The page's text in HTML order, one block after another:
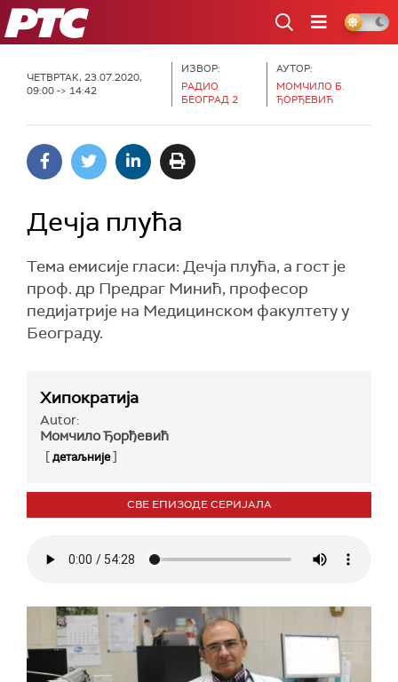
РТС
ЧЕТВРТАК, 23.07.2020,
09:00 -> 14:42
ИЗВОР:
РАДИО
БЕОГРАД 2
АУТОР:
МОМЧИЛО Б.
ЂОРЂЕВИЋ
Дечја плућа
Тема емисије гласи: Дечја плућа, а гост је
проф. др Предраг Минић, професор
педијатрије на Медицинском факултету у
Београду.
Хипократија
Autor:
Момчило Ђорђевић
[детаљније]
СВЕ ЕПИЗОДЕ СЕРИЈАЛА